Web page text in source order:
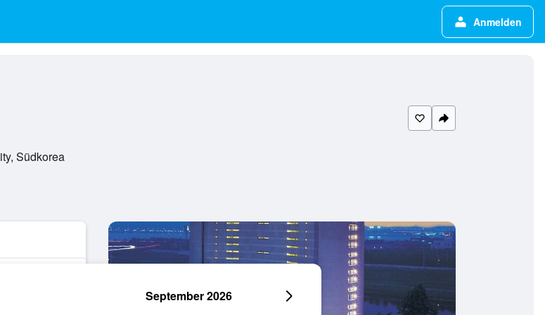
Anmelden
Südkorea
September 2026